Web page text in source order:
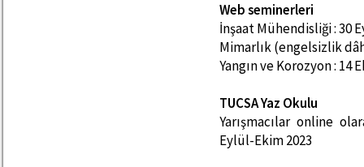
Web seminerleri
İnşaat Mühendisliği : 30
Mimarlık (engelsizlik
Yangın ve Korozyon : 14
TUCSA Yaz Okulu
Yarışmacılar online
Eylül-Ekim 2023